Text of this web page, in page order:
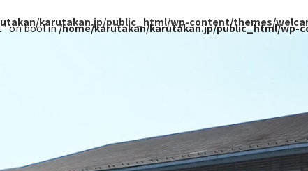
karutakan.jp/public_html/wp-content/themes/
on bool in/home/karutakan/karutakan.jp/public_html/wp-
かるた館とは